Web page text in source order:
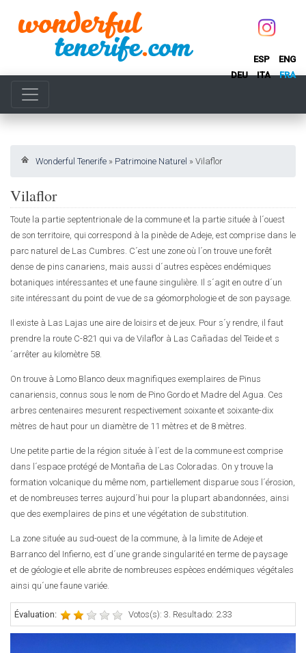
ESP
ENG
DEU
ITA FRA
Wonderful Tenerife » Patrimoine Naturel » Vilaflor
Vilaflor
Toute la partie septentrionale de la commune et la partie située à l´ouest
de son territoire, qui correspond à la pinède de Adeje, est comprise dans le
parc naturel de Las Cumbres. C´est une zone où l´on trouve une forêt
dense de pins canariens, mais aussi d´autres espèces endémiques
botaniques intéressantes et une faune singulière. Il s´agit en outre d´un
site intéressant du point de vue de sa géomorphologie et de son paysage.
Il existe à Las Lajas une aire de loisirs et de jeux. Pour s´y rendre, il faut
prendre la route C-821 qui va de Vilaflor à Las Cañadas del Teide et s
´arrêter au kilomètre 58.
On trouve à Lomo Blanco deux magnifiques exemplaires de Pinus
canariensis, connus sous le nom de Pino Gordo et Madre del Agua. Ces
arbres centenaires mesurent respectivement soixante et soixante-dix
mètres de haut pour un diamètre de 11 mètres et de 8 mètres.
Une petite partie de la région située à l´est de la commune est comprise
dans l´espace protégé de Montaña de Las Coloradas. On y trouve la
formation volcanique du même nom, partiellement disparue sous l´érosion,
et de nombreuses terres aujourd´hui pour la plupart abandonnées, ainsi
que des exemplaires de pins et une végétation de substitution.
La zone située au sud-ouest de la commune, à la limite de Adeje et
Barranco del Infierno, est d´une grande singularité en terme de paysage
et de géologie et elle abrite de nombreuses espèces endémiques végétales
ainsi qu´une faune variée.
Évaluation: Votos(s): 3. Resultado: 2.33